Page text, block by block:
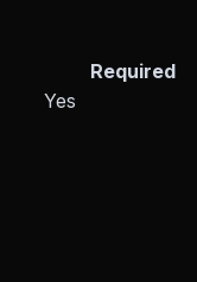
Required
Yes